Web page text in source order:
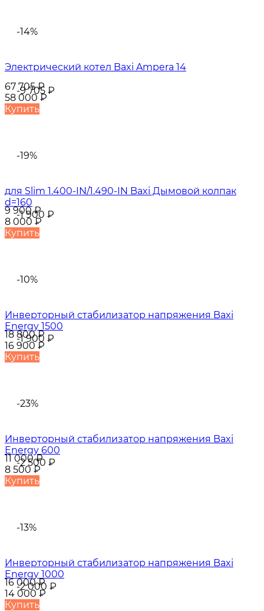
-14%
-9 705 ₽
Электрический котел Baxi Ampera 14
67 705₽
58 000₽
Купить
-19%
-1 900 ₽
для Slim 1.400-IN/1.490-IN Baxi Дымовой колпак
d=160
9 900₽
8 000₽
Купить
-10%
-1 900 ₽
Инверторный стабилизатор напряжения Baxi
Energy 1500
18 800₽
16 900₽
Купить
-23%
-2 500 ₽
Инверторный стабилизатор напряжения Baxi
Energy 600
11 000₽
8 500₽
Купить
-13%
-2 000 ₽
Инверторный стабилизатор напряжения Baxi
Energy 1000
16 000₽
14 000₽
Купить